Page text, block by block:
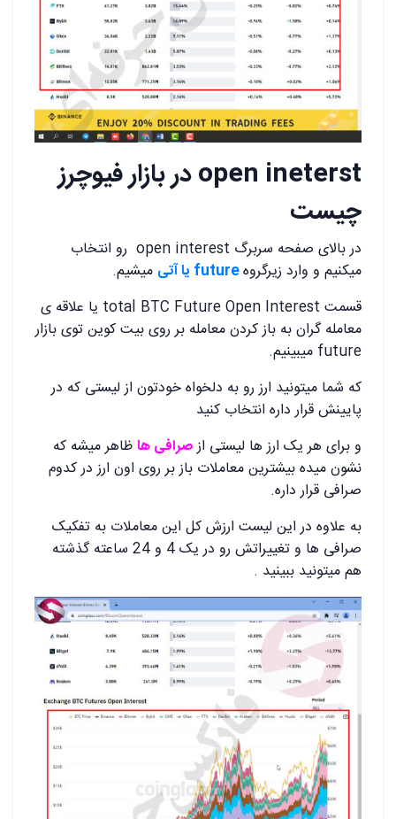
open ineterst در بازار فیوچرز
چیست
در بالای صفحه سربرگ open interest رو انتخاب
میکنیم و وارد زیرگروه
میشیم.
قسمت total BTC Future Open Interest یا علاقه ی
معامله گران به باز کردن معامله بر روی بیت کوین توی بازار
future میبینیم.
که شما میتونید ارز رو به دلخواه خودتون از لیستی که در
پایینش قرار داره انتخاب کنید
و برای هر یک ارز ها لیستی ازصرافی هاظاهر میشه که
نشون میده بیشترین معاملات باز بر روی اون ارز در کدوم
صرافی قرار داره.
به علاوه در این لیست ارزش کل این معاملات به تفکیک
صرافی ها و تغییراتش رو در یک 4 و 24 ساعته گذشته
هم میتونید ببینید .